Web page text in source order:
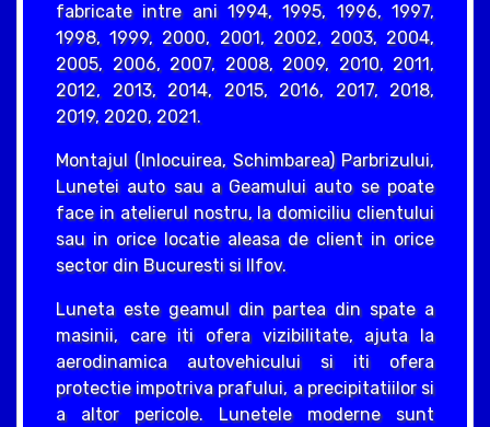
fabricate intre ani 1994, 1995, 1996, 1997,
1998, 1999, 2000, 2001, 2002, 2003, 2004,
2005, 2006, 2007, 2008, 2009, 2010, 2011,
2012, 2013, 2014, 2015, 2016, 2017, 2018,
2019, 2020, 2021.
Montajul (Inlocuirea, Schimbarea) Parbrizului,
Lunetei auto sau a Geamului auto se poate
face in atelierul nostru, la domiciliu clientului
sau in orice locatie aleasa de client in orice
sector din Bucuresti si Ilfov.
Luneta este geamul din partea din spate a
masinii, care iti ofera vizibilitate, ajuta la
aerodinamica autovehicului si iti ofera
protectie impotriva prafului, a precipitatiilor si
a altor pericole. Lunetele moderne sunt